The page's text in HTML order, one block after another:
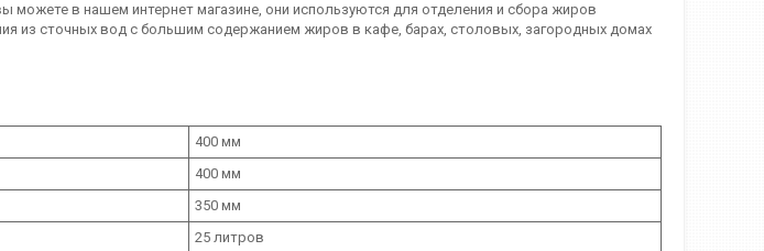
можете в нашем интернет магазине, они используются для отделения и сбора жиров
из сточных вод с большим содержанием жиров в кафе, барах, столовых, загородных домах
400 мм
400 мм
350 мм
25 литров